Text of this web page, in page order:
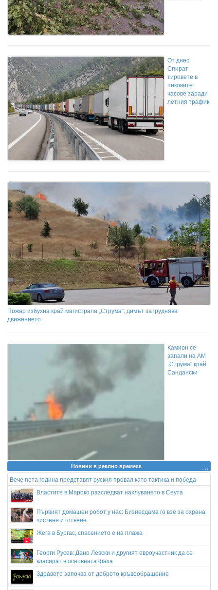
От днес:
Спират
тировете в
пиковите
часове заради
летния трафик
Пожар избухна край магистрала „Струма“, димът затруднява
движението
Камион се
запали на АМ
„Струма“ край
Сандански
Новини в реално времеss
Вече пета година представят руския провал като тактика и победа
Властите в Мароко разследват нахлуването в Сеута
Първият домашен робот у нас: Бизнесдама го взе за охрана,
чистене и готвене
Жега в Бургас, спасението е на плажа
Георги Русев: Дано Левски и другият евроучастник да се
класират в основната фаза
Здравето започва от доброто кръвообращение